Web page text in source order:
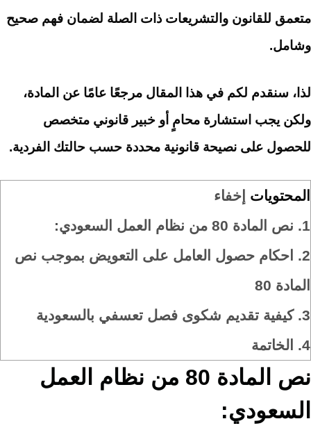
متعمق للقانون والتشريعات ذات الصلة لضمان فهم صحيح
وشامل.
لذا، سنقدم لكم في هذا المقال مرجعًا عامًا عن المادة،
ولكن يجب استشارة محامٍ أو خبير قانوني متخصص
للحصول على نصيحة قانونية محددة حسب حالتك الفردية.
المحتويات إخفاء
1.
نص المادة 80 من نظام العمل السعودي:
2.
احكام حصول العامل على التعويض بموجب نص
المادة 80
3. كيفية تقديم شكوى فصل تعسفي بالسعودية
4.
الخاتمة
نص المادة 80 من نظام العمل
السعودي: